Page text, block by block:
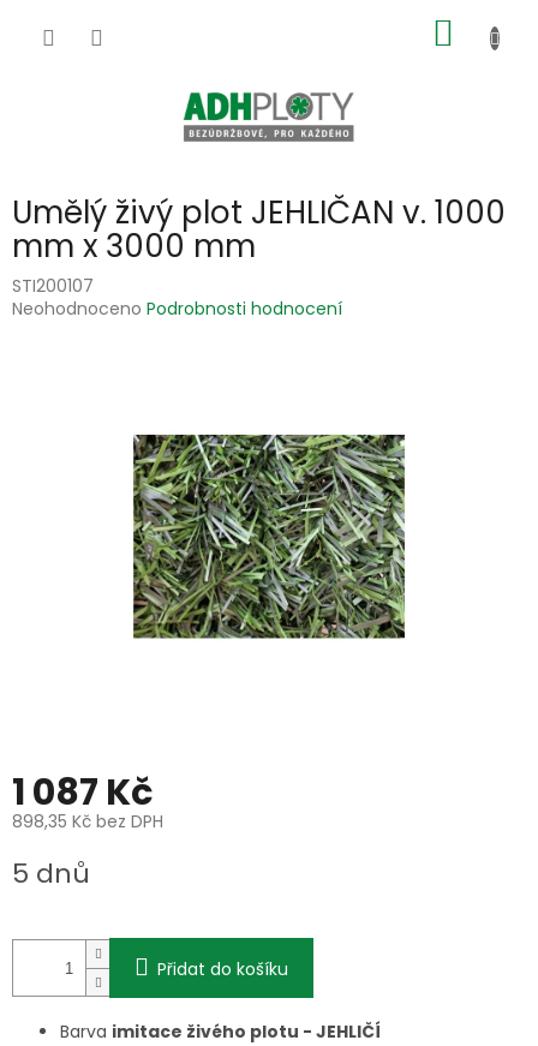
KOŠÍK
Umělý živý plot JEHLIČAN v. 1000
mm x 3000 mm
STI200107
Průměrné
Neohodnoceno Podrobnosti hodnocení
1 087 Kč
898,35 Kč bez DPH
cena:
5 dnů
Přidat do košíku
Barva imitace živého plotu - JEHLIČÍ